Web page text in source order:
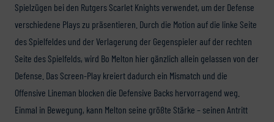
Spielzügen bei den Rutgers Scarlet Knights verwendet, um der Defense
verschiedene Plays zu präsentieren. Durch die Motion auf die linke Seite
des Spielfeldes und der Verlagerung der Gegenspieler auf der rechten
Seite des Spielfelds, wird Bo Melton hier gänzlich allein gelassen von der
Defense. Das Screen-Play kreiert dadurch ein Mismatch und die
Offensive Lineman blocken die Defensive Backs hervorragend weg.
Einmal in Bewegung, kann Melton seine größte Stärke – seinen Antritt